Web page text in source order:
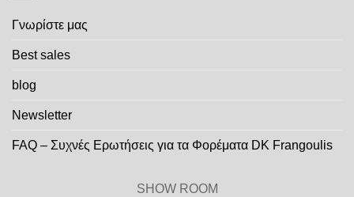
Γνωρίστε μας
Best sales
blog
Newsletter
FAQ – Συχνές Ερωτήσεις για τα Φορέματα DK Frangoulis
SHOW ROOM